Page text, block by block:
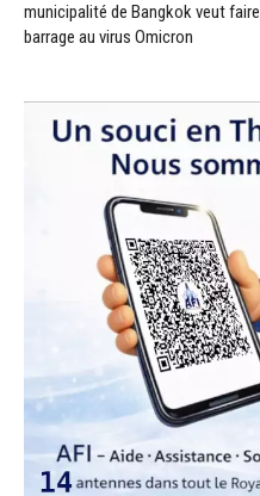
municipalité de Bangkok veut faire
barrage au virus Omicron